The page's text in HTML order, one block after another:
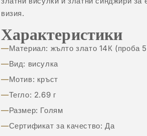
визия.
Характеристики
Материал: жълто злато 14К (проба
Вид: висулка
Мотив: кръст
Тегло: 2.69 г
Размер: Голям
Сертификат за качество: Да